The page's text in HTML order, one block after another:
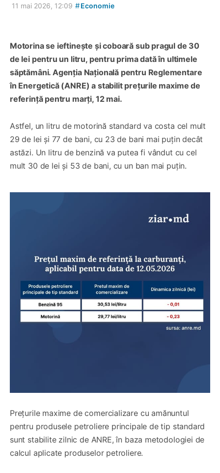
11 mai 2026, 12:09 #Economie
Motorina se ieftinește și coboară sub pragul de 30
de lei pentru un litru, pentru prima dată în ultimele
săptămâni. Agenția Națională pentru Reglementare
în Energetică (ANRE) a stabilit prețurile maxime de
referință pentru marți, 12 mai.
Astfel, un litru de motorină standard va costa cel mult
29 de lei și 77 de bani, cu 23 de bani mai puțin decât
astăzi. Un litru de benzină va putea fi vândut cu cel
mult 30 de lei și 53 de bani, cu un ban mai puțin.
Prețurile maxime de comercializare cu amănuntul
pentru produsele petroliere principale de tip standard
sunt stabilite zilnic de ANRE, în baza metodologiei de
calcul aplicate produselor petroliere.